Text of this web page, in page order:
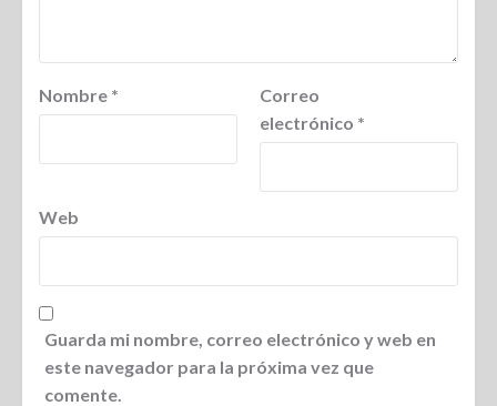
Nombre *
Correo
electrónico *
Web
Guarda mi nombre, correo electrónico y web en
este navegador para la próxima vez que
comente.